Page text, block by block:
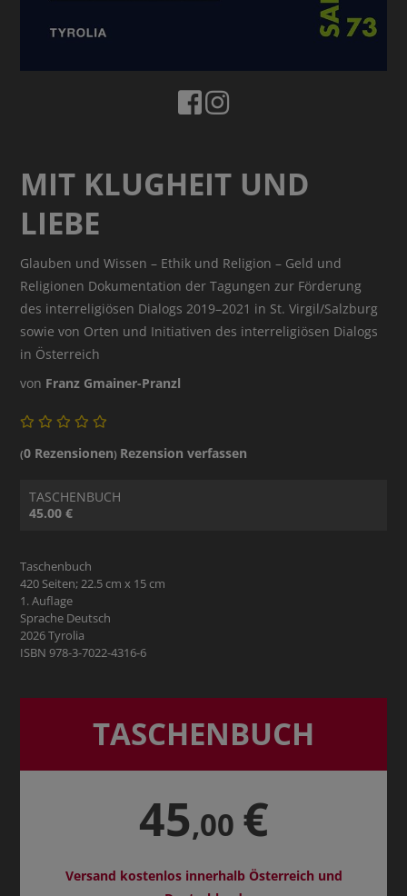
MIT KLUGHEIT UND
LIEBE
Glauben und Wissen – Ethik und Religion – Geld und
Religionen Dokumentation der Tagungen zur Förderung
des interreligiösen Dialogs 2019–2021 in St. Virgil/Salzburg
sowie von Orten und Initiativen des interreligiösen Dialogs
in Österreich
von Franz Gmainer-Pranzl
(0 Rezensionen) Rezension verfassen
TASCHENBUCH
45.00 €
Taschenbuch
420 Seiten; 22.5 cm x 15 cm
1. Auflage
Sprache Deutsch
2026 Tyrolia
ISBN 978-3-7022-4316-6
TASCHENBUCH
45,00 €
Versand kostenlos innerhalb Österreich und